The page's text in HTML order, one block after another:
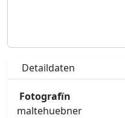
Detaildaten
Fotografïn
maltehuebner